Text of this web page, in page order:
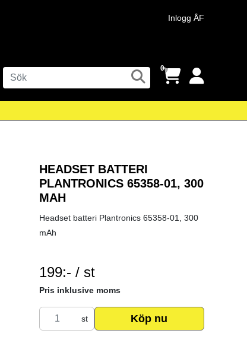
Inlogg ÅF
0
HEADSET BATTERI
PLANTRONICS 65358-01, 300
MAH
Headset batteri Plantronics 65358-01, 300
mAh
199:- / st
SEK per ST
Pris inklusive moms
st Köp nu